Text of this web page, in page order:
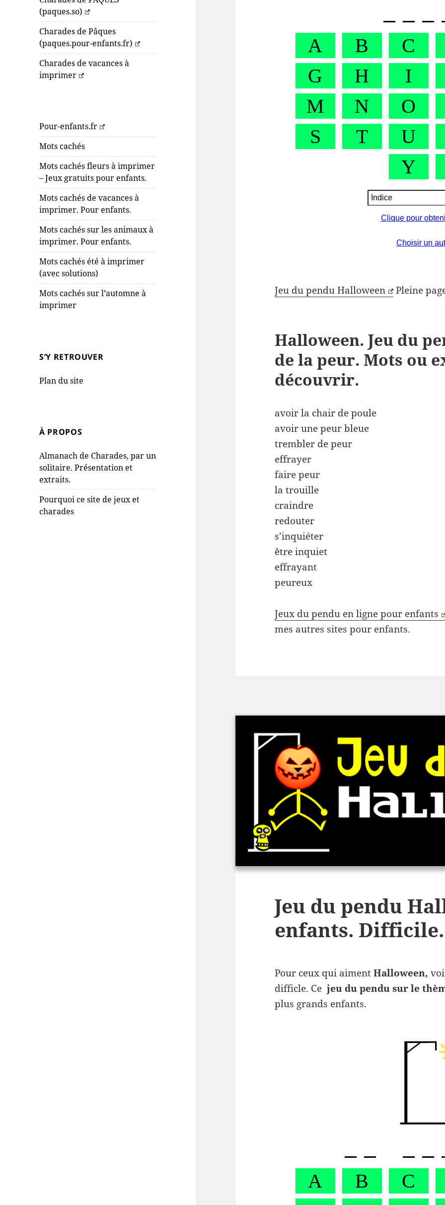
(paques.so)
Charades de Pâques
(paques.pour-enfants.fr)
Charades de vacances à
imprimer
Pour-enfants.fr
Mots cachés
Mots cachés fleurs à imprimer
– Jeux gratuits pour enfants.
Mots cachés de vacances à
imprimer. Pour enfants.
Mots cachés sur les animaux à
imprimer. Pour enfants.
Mots cachés été à imprimer
(avec solutions)
Mots cachés sur l’automne à
imprimer
S’Y RETROUVER
Plan du site
À PROPOS
Almanach de Charades, par un
solitaire. Présentation et
extraits.
Pourquoi ce site de jeux et
charades
Jeu du pendu Halloween Pleine
Halloween. Jeu du
de la peur. Mots ou
découvrir.
avoir la chair de poule
avoir une peur bleue
trembler de peur
effrayer
faire peur
la trouille
craindre
redouter
s’inquiéter
être inquiet
effrayant
peureux
Jeux du pendu en ligne pour enfants
mes autres sites pour enfants.
Jeu du pendu
enfants. Difficile.
Pour ceux qui aimentHalloween,
difficle. Cejeu du pendu sur le
plus grands enfants.